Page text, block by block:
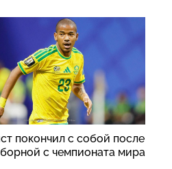
покончил с собой после
с чемпионата мира